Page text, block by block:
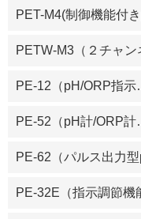
率計）
PET-M4(制御機能付
PETW-M3（２チャン
PE-12（pH/ORP指示
PE-52（pH計/ORP計
PE-62（パルス出力型
PE-32E（指示調節機